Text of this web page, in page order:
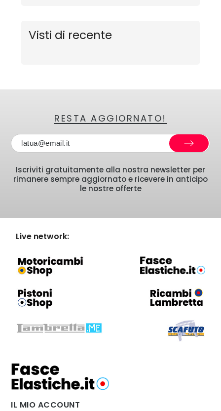
Visti di recente
RESTA AGGIORNATO!
Iscriviti gratuitamente alla nostra newsletter per
rimanere sempre aggiornato e ricevere in anticipo
le nostre offerte
Live network:
IL MIO ACCOUNT